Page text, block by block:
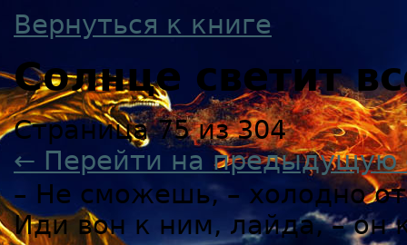
Вернуться к книге
Солнце светит
Страница 75 из 304
← Перейти на предыдущую
– Не сможешь, – холодно
Иди вон к ним, лайда, – он